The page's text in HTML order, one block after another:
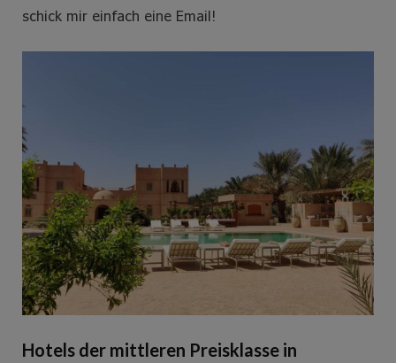
schick mir einfach eine Email!
Hotels der mittleren Preisklasse in